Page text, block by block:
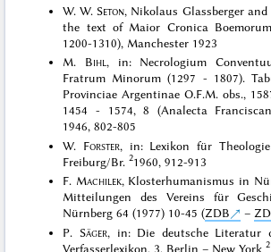
W. W. Seton, Nikolaus Glassberger
the text of Maior Cronica
1200-1310), Manchester 1923
M. Bihl, in: Necrologium
Fratrum Minorum (1297 - 1807).
Provinciae Argentinae O.F.M. obs.,
1454 - 1574, 8 (Analecta
1946, 802-805
W. Forster, in: Lexikon für
Freiburg/Br.21960, 912-913
F. Machilek, Klosterhumanismus in
Mitteilungen des Vereins für
Nürnberg 64 (1977) 10-45 (ZDB –
P. Säger, in: Die deutsche Literatur
Verfasserlexikon, 3, Berlin – New York2